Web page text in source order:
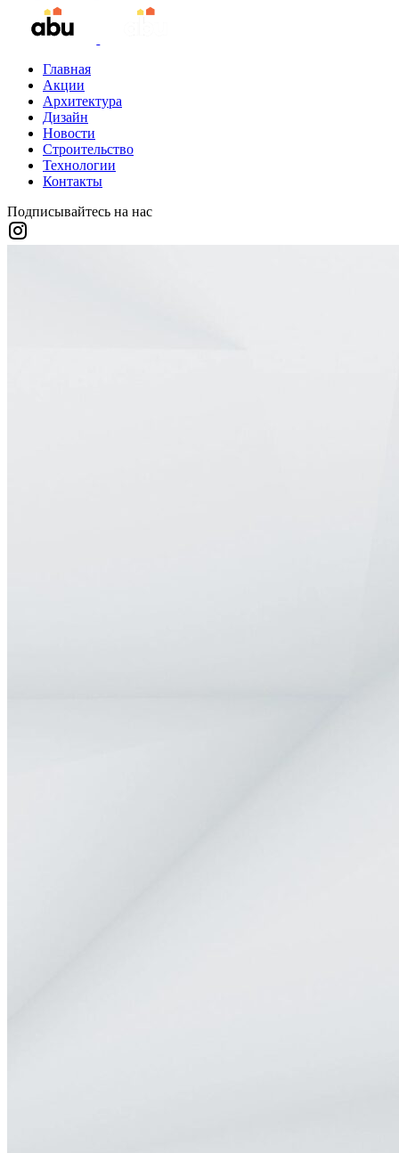
Главная
Акции
Архитектура
Дизайн
Новости
Строительство
Технологии
Контакты
Подписывайтесь на нас